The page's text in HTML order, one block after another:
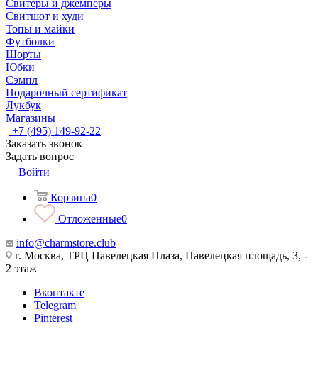
Свитеры и джемперы
Свитшот и худи
Топы и майки
Футболки
Шорты
Юбки
Сэмпл
Подарочный сертификат
Лукбук
Магазины
+7 (495) 149-92-22
Заказать звонок
Задать вопрос
Войти
Корзина0
Отложенные0
info@charmstore.club
г. Москва, ТРЦ Павелецкая Плаза, Павелецкая площадь, 3, -
2 этаж
Вконтакте
Telegram
Pinterest